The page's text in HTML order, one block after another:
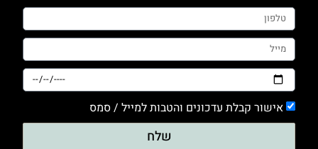
אישור קבלת עדכונים והטבות למייל / סמס
שלח